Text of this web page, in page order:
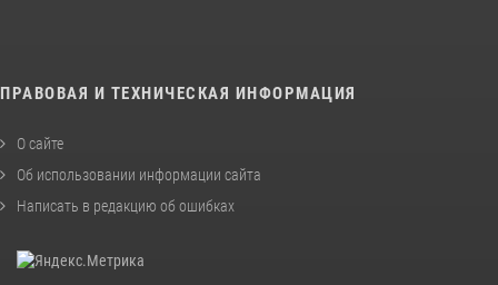
ПРАВОВАЯ И ТЕХНИЧЕСКАЯ ИНФОРМАЦИЯ
О сайте
Об использовании информации сайта
Написать в редакцию об ошибках